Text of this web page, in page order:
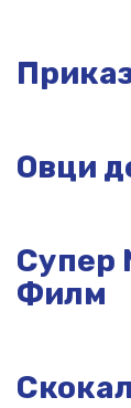
Овци
Супер
Филм